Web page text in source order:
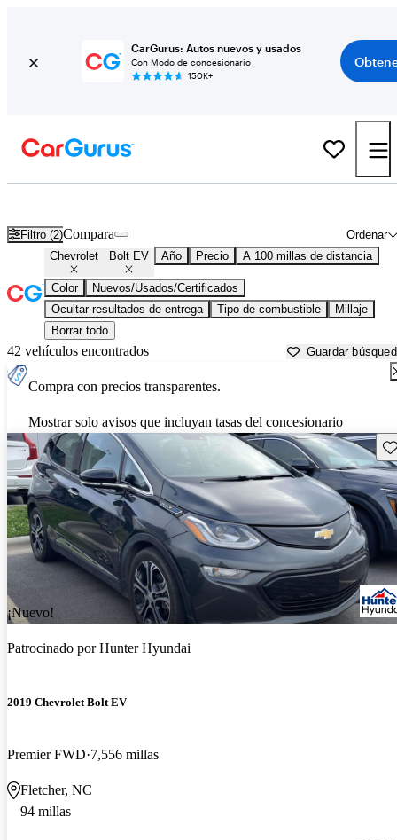
CarGurus: Autos nuevos y usados
Con Modo de concesionario
150K+
Filtro (2) Ordenar
Compara
Chevrolet Bolt EV Año Precio A 100 millas de distancia
Color
Nuevos/Usados/Certificados
Ocultar resultados de entrega
Tipo de combustible
Millaje
Borrar todo
42 vehículos encontrados Guardar
Compra con precios transparentes.
Mostrar solo avisos que incluyan tasas del concesionario
¡Nuevo!
Patrocinado porHunter Hyundai
2019 Chevrolet Bolt EV
Premier FWD 7,556 millas
Fletcher, NC
94 millas